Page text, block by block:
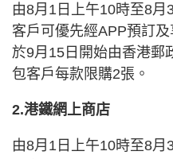
由8月1日上午10時至8
客戶可優先經APP預訂
於9月15日開始由香港郵
包客戶每款限購2張。
2.港鐵網上商店
由8月1日上午10時至8月